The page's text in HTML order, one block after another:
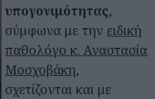
υπογονιμότητας,
σύμφωνα με την ειδική
παθολόγο κ. Αναστασία
Μοσχοβάκη,
σχετίζονται και με